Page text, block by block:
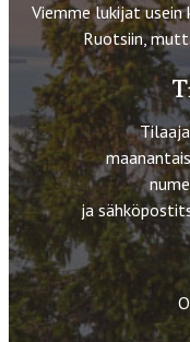
Viemme lukijat usein
Ruotsiin,
ja